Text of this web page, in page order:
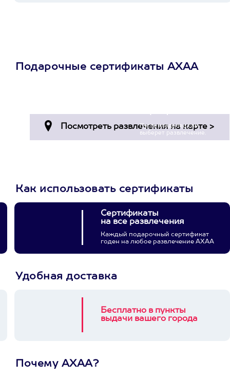
Подарочные сертификаты АХАА
Пусть владелец сам
выберет развлечение.
Как использовать сертификаты
Сертификаты
на все развлечения
Каждый подарочный сертификат
годен на любое развлечение АХАА
Удобная доставка
Бесплатно в пункты
выдачи вашего города
Почему АХАА?